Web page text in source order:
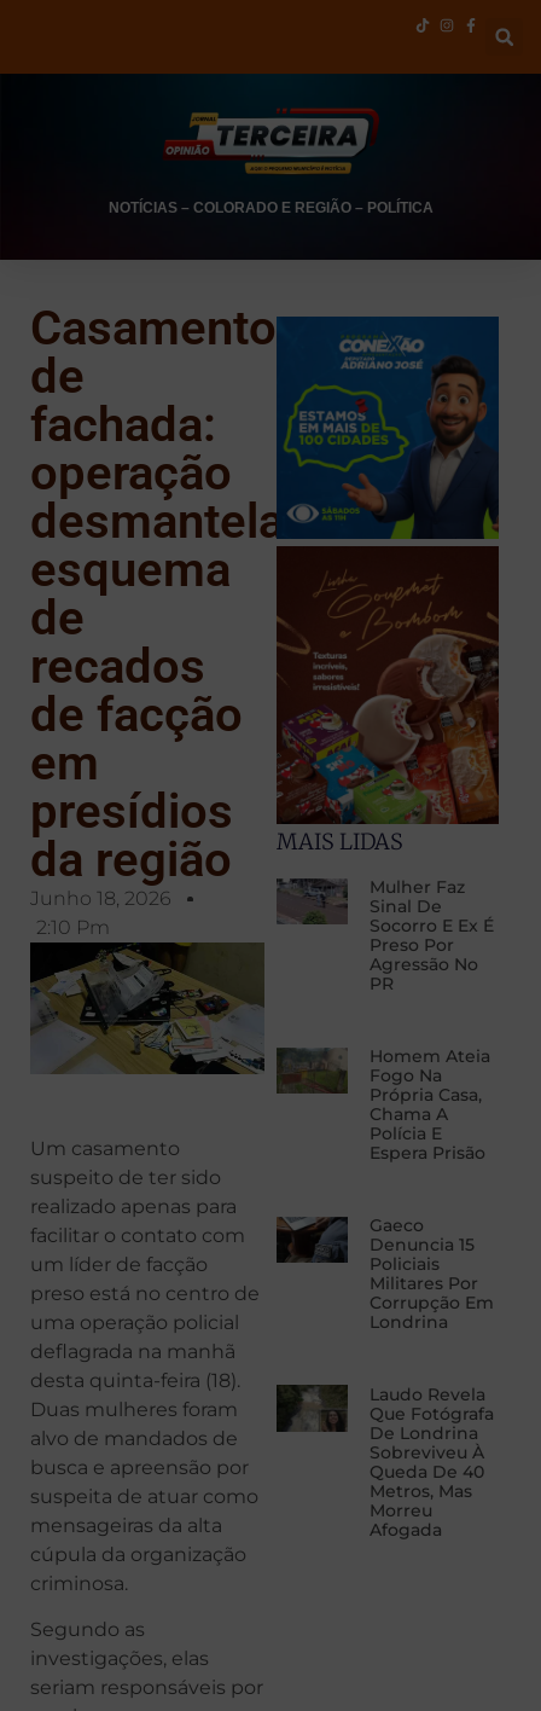
NOTÍCIAS– COLORADO E REGIÃO– POLÍTICA
Casamento
de
fachada:
operação
desmantela
esquema
de
recados
de facção
em
presídios
da região
Junho 18, 2026
2:10 Pm
Um casamento
suspeito de ter sido
realizado apenas para
facilitar o contato com
um líder de facção
preso está no centro de
uma operação policial
deflagrada na manhã
desta quinta-feira (18).
Duas mulheres foram
alvo de mandados de
busca e apreensão por
suspeita de atuar como
mensageiras da alta
cúpula da organização
criminosa.
Segundo as
investigações, elas
seriam responsáveis por
MAIS LIDAS
Mulher Faz
Sinal De
Socorro E Ex É
Preso Por
Agressão No
PR
Homem Ateia
Fogo Na
Própria Casa,
Chama A
Polícia E
Espera Prisão
Gaeco
Denuncia 15
Policiais
Militares Por
Corrupção Em
Londrina
Laudo Revela
Que Fotógrafa
De Londrina
Sobreviveu À
Queda De 40
Metros, Mas
Morreu
Afogada